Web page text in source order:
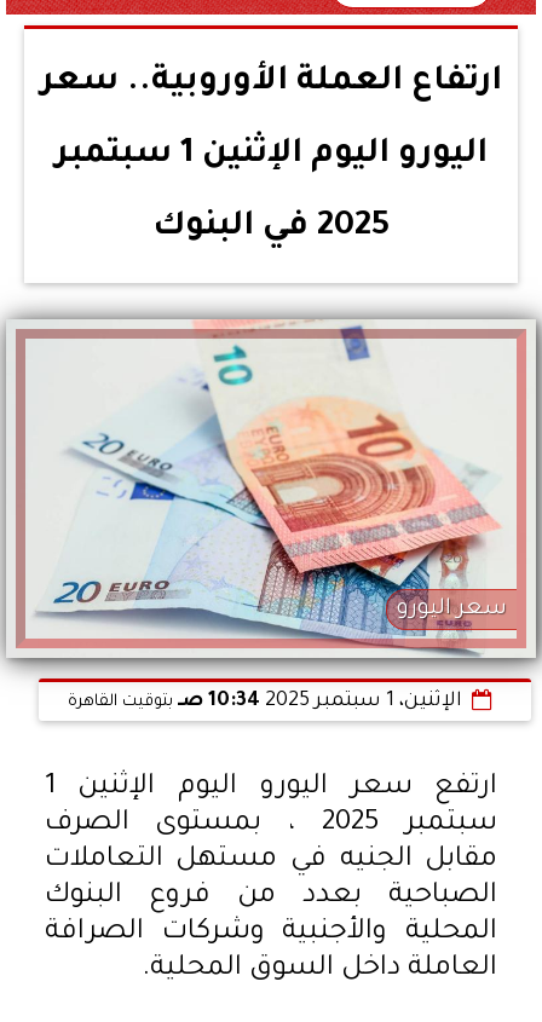
ارتفاع العملة الأوروبية.. سعر
اليورو اليوم الإثنين 1 سبتمبر
2025 في البنوك
سعر اليورو
الإثنين، 1 سبتمبر 2025 10:34 صـ بتوقيت القاهرة
ارتفع سعر اليورو اليوم الإثنين 1
سبتمبر 2025 ، بمستوى الصرف
مقابل الجنيه في مستهل التعاملات
الصباحية بعدد من فروع البنوك
المحلية والأجنبية وشركات الصرافة
العاملة داخل السوق المحلية.